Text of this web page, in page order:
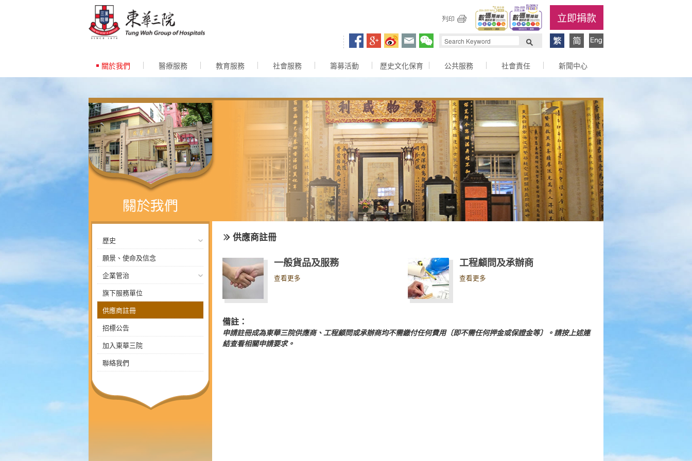
立即捐款
關於我們 醫療服務 教育服務 社會服務 籌募活動 歷史文化保育 公共服務 社會責任 新聞中心
歷史
願景、使命及信念
企業管治
旗下服務單位
供應商註冊
招標公告
加入東華三院
聯絡我們
供應商註冊
一般貨品及服務
查看更多
工程顧問及承辦商
查看更多
備註：
申請註冊成為東華三院供應商、工程顧問或承辦商均不需繳付任何費用〔即不需任何押金或保證金等〕。請按上述連
結查看相關申請要求。